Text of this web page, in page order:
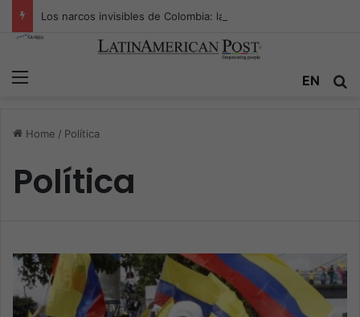
EN
Home / Política
Política